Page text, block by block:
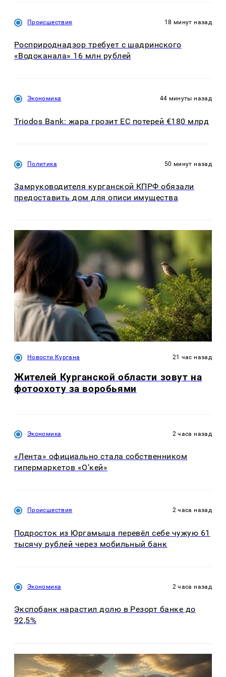
Происшествия 18 минут назад
Росприроднадзор требует с шадринского
«Водоканала» 16 млн рублей
Экономика 44 минуты назад
Triodos Bank: жара грозит ЕС потерей €180 млрд
Политика 50 минут назад
Замруководителя курганской КПРФ обязали
предоставить дом для описи имущества
Новости Кургана 21 час назад
Жителей Курганской области зовут на
фотоохоту за воробьями
Экономика 2 часа назад
«Лента» официально стала собственником
гипермаркетов «О’кей»
Происшествия 2 часа назад
Подросток из Юргамыша перевёл себе чужую 61
тысячу рублей через мобильный банк
Экономика 2 часа назад
Экспобанк нарастил долю в Резорт банке до
92,5%